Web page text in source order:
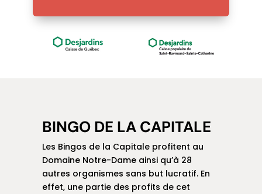
BINGO DE LA CAPITALE
Les Bingos de la Capitale profitent au
Domaine Notre-Dame ainsi qu’à 28
autres organismes sans but lucratif. En
effet, une partie des profits de cet